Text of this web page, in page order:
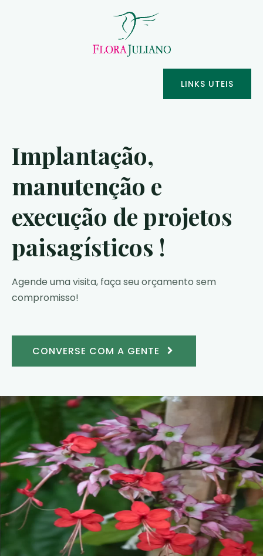
LINKS UTEIS
Implantação,
manutenção e
execução de projetos
paisagísticos !
Agende uma visita, faça seu orçamento sem
compromisso!
CONVERSE COM A GENTE